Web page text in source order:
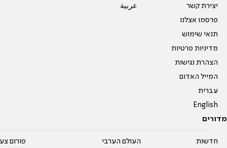
יצירת קשר
פרסמו אצלנו
תנאי שימוש
מדיניות פרטיות
הצהרת נגישות
המייל האדום
עברית
English
عربية
מדורים
חדשות
העולם הערבי
פורום